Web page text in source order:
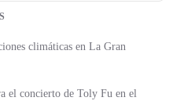
climáticas en La Gran
el concierto de Toly Fu en el